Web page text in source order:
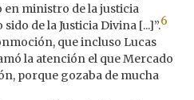
en ministro de la justicia
de la Justicia Divina [...]”.6
que incluso Lucas
la atención el que Mercado
porque gozaba de mucha